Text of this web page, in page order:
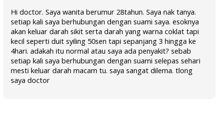
Hi doctor. Saya wanita berumur 28tahun. Saya nak tanya.
setiap kali saya berhubungan dengan suami saya. esoknya
akan keluar darah sikit serta darah yang warna coklat tapi
kecil seperti duit syiling 50sen tapi sepanjang 3 hingga ke
4hari. adakah itu normal atau saya ada penyakit? sebab
setiap kali saya berhubungan dengan suami selepas sehari
mesti keluar darah macam tu. saya sangat dilema. tlong
saya doctor